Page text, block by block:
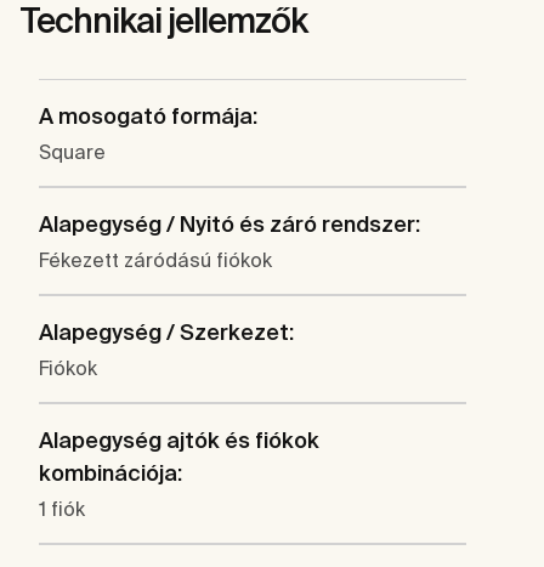
Technikai jellemzők
A mosogató formája:
Square
Alapegység / Nyitó és záró rendszer:
Fékezett záródású fiókok
Alapegység / Szerkezet:
Fiókok
Alapegység ajtók és fiókok
kombinációja:
1 fiók